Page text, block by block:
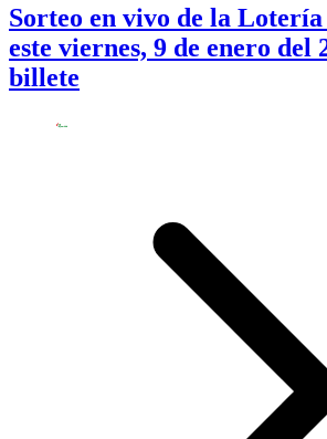
Sorteo en vivo de la
este viernes, 9 de enero del
billete